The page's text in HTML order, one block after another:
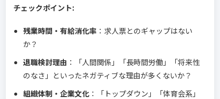
チェックポイント:
残業時間・有給消化率 ：求人票とのギャップはない
か？
退職検討理由 ：「人間関係」「長時間労働」「将来性
のなさ」といったネガティブな理由が多くないか？
組織体制・企業文化 ：「トップダウン」「体育会系」